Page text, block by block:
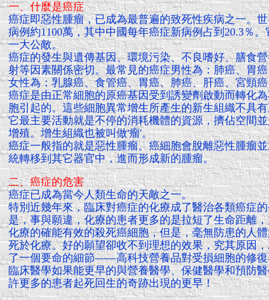
一、什麼是癌症
癌症即惡性腫瘤，已成為最普遍的致死性疾病之一。
病例約1100萬，其中中國每年癌症新病例占到20.3％
一大公敵。
癌症的發生與遺傳基因、環境污染、不良嗜好、膳食
射等因素關係密切。最常見的癌症男性為：肺癌、胃
女性為：乳腺癌、食管癌、胃癌、肺癌、肝癌、宮頸
癌症是由正常細胞的原癌基因受到誘變劑啟動而轉化
胞引起的。這些細胞異常增生所產生的新生組織不具
它最主要活動就是不停的消耗機體的資源，擠佔空間
增殖。增生組織也被叫做'瘤'。
癌症一般指的就是惡性腫瘤。癌細胞會脫離惡性腫瘤
統轉移到其它器官中，進而形成新的腫瘤。
二、癌症的危害
癌症已成為當今人類生命的天敵之一。
特別近幾年來，臨床對癌症的化療成了醫治各類癌症
是，事與願違，化療的患者更多的是拉短了生命距離
化療的確能有效的殺死癌細胞，但是，毫無防患的人
死於化療。好的願望卻收不到理想的效果，究其原因
了一個要命的細節——高科技營養品對受損細胞的修
臨床醫學如果能更早的與營養醫學、保健醫學和預防
許更多的患者起死回生的奇跡出現的更早！